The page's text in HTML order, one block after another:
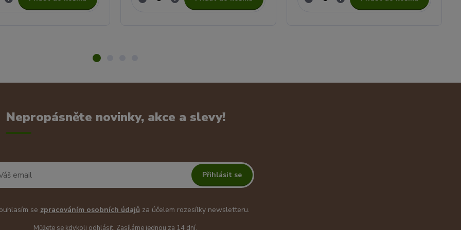
Nepropásněte novinky, akce a slevy!
Přihlásit se
se zpracováním osobních údajů za účelem rozesílky newsletteru.
Můžete se kdykoli odhlásit. Zasíláme jednou za 14 dní.